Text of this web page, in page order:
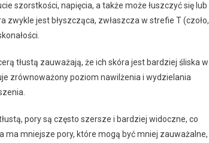
szorstkości, napięcia, a także może łuszczyć się lub
jest błyszcząca, zwłaszcza w strefie T (czoło,
tłustą zauważają, że ich skóra jest bardziej śliska w
zrównoważony poziom nawilżenia i wydzielania
pory są często szersze i bardziej widoczne, co
mniejsze pory, które mogą być mniej zauważalne,